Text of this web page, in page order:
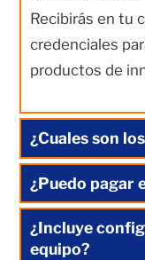
Recibirás en tu
credenciales
productos de
¿Cuales son
¿Puedo pagar
¿Incluye
equipo?